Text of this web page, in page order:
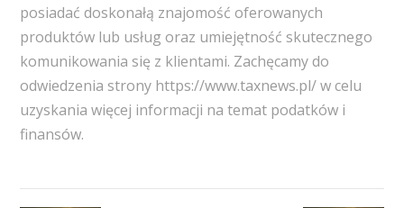
posiadać doskonałą znajomość oferowanych
produktów lub usług oraz umiejętność skutecznego
komunikowania się z klientami. Zachęcamy do
odwiedzenia strony https://www.taxnews.pl/ w celu
uzyskania więcej informacji na temat podatków i
finansów.